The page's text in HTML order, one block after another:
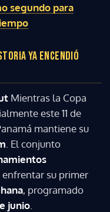
segundo para
YA ENCENDIÓ
Mientras la Copa
este 11 de
mantiene su
. El conjunto
su primer
, programado
junio